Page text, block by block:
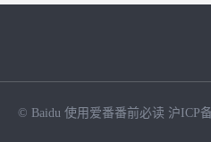
© Baidu 使用爱番番前必读 沪ICP